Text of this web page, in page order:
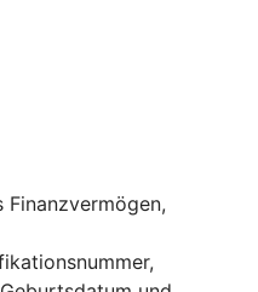
Finanzvermögen,